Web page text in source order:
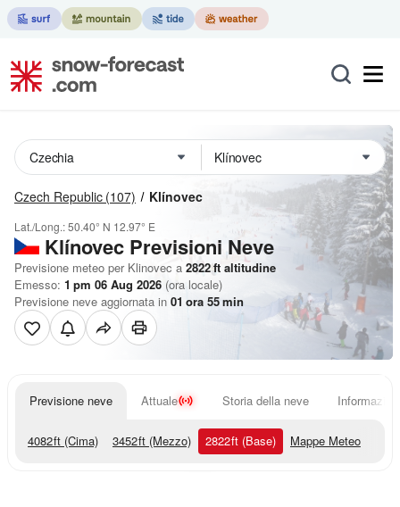
Czech Republic (107) Klínovec
Lat./Long.:50.40° N 12.97° E
Klínovec Previsioni Neve
Previsione meteo per Klinovec a 2822ft altitudine
Emesso: 1 pm 06 Aug 2026 (ora locale)
Previsione neve aggiornata in 01 ora 55min
Previsione neve Attuale Storia della neve
4082ft (Cima) 3452ft (Mezzo) 2822ft (Base) Mappe Meteo